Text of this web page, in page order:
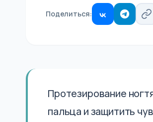
Поделиться:
Протезирование
пальца и защитить